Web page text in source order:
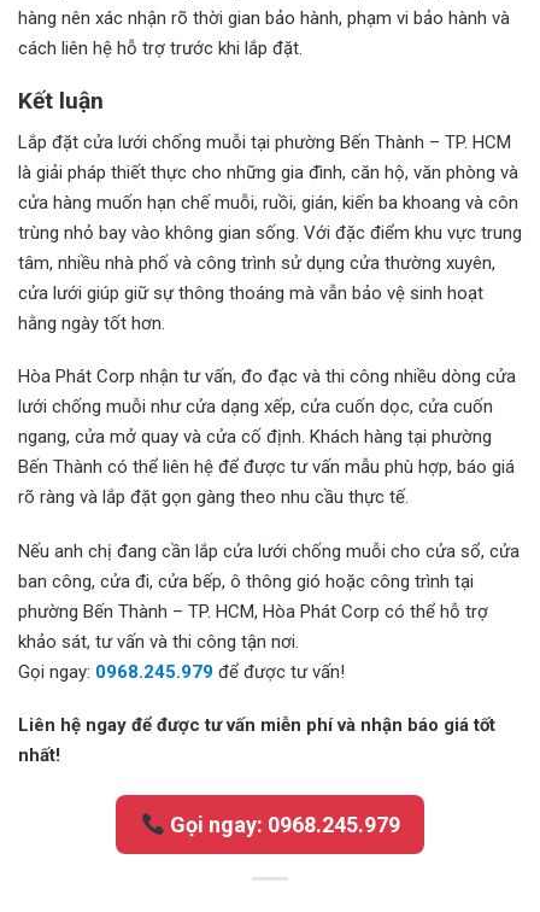
hàng nên xác nhận rõ thời gian bảo hành, phạm vi bảo hành và
cách liên hệ hỗ trợ trước khi lắp đặt.
Kết luận
Lắp đặt cửa lưới chống muỗi tại phường Bến Thành – TP. HCM
là giải pháp thiết thực cho những gia đình, căn hộ, văn phòng và
cửa hàng muốn hạn chế muỗi, ruồi, gián, kiến ba khoang và côn
trùng nhỏ bay vào không gian sống. Với đặc điểm khu vực trung
tâm, nhiều nhà phố và công trình sử dụng cửa thường xuyên,
cửa lưới giúp giữ sự thông thoáng mà vẫn bảo vệ sinh hoạt
hằng ngày tốt hơn.
Hòa Phát Corp nhận tư vấn, đo đạc và thi công nhiều dòng cửa
lưới chống muỗi như cửa dạng xếp, cửa cuốn dọc, cửa cuốn
ngang, cửa mở quay và cửa cố định. Khách hàng tại phường
Bến Thành có thể liên hệ để được tư vấn mẫu phù hợp, báo giá
rõ ràng và lắp đặt gọn gàng theo nhu cầu thực tế.
Nếu anh chị đang cần lắp cửa lưới chống muỗi cho cửa sổ, cửa
ban công, cửa đi, cửa bếp, ô thông gió hoặc công trình tại
phường Bến Thành – TP. HCM, Hòa Phát Corp có thể hỗ trợ
khảo sát, tư vấn và thi công tận nơi.
Gọi ngay: 0968.245.979 để được tư vấn!
Liên hệ ngay để được tư vấn miễn phí và nhận báo giá tốt
nhất!
Gọi ngay: 0968.245.979